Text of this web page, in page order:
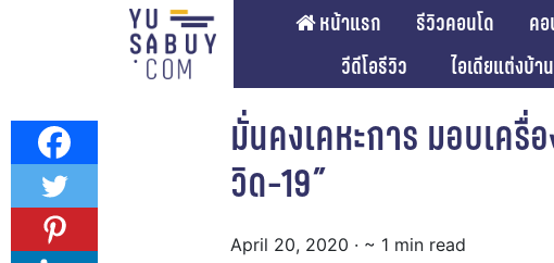
หน้าแรก รีวิวคอนโด ค
วีดีโอรีวิว
ไอเดียแต่งบ้าน
มั่นคงเคหะการ มอบเครื่
วิด-19”
April 20, 2020 · ~ 1 min read